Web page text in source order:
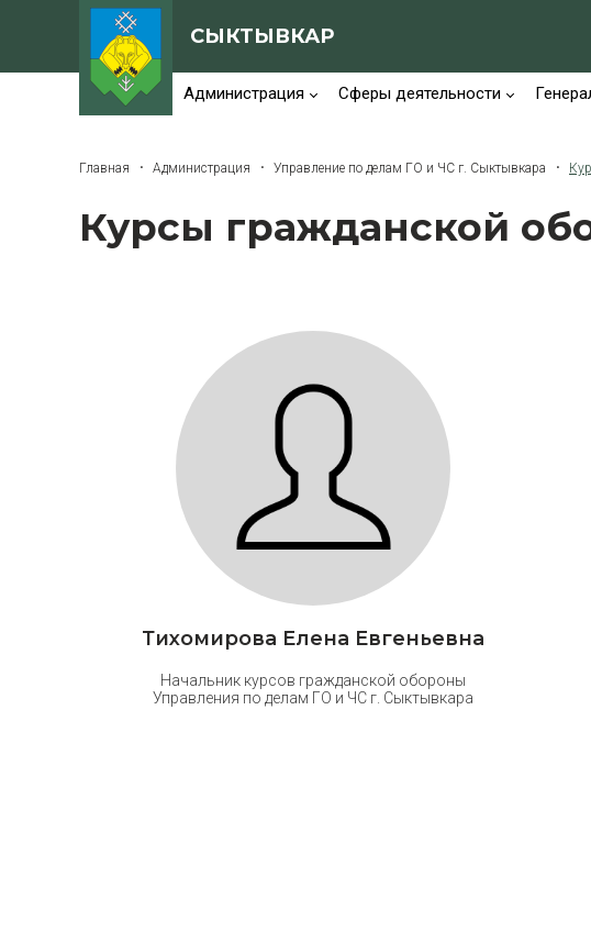
СЫКТЫВКАР
Администрация Сферы деятельности
Главная Администрация Управление по делам ГО и ЧС г. Сыктывкара
Курсы гражданской
Тихомирова Елена Евгеньевна
Начальник курсов гражданской обороны
Управления по делам ГО и ЧС г. Сыктывкара